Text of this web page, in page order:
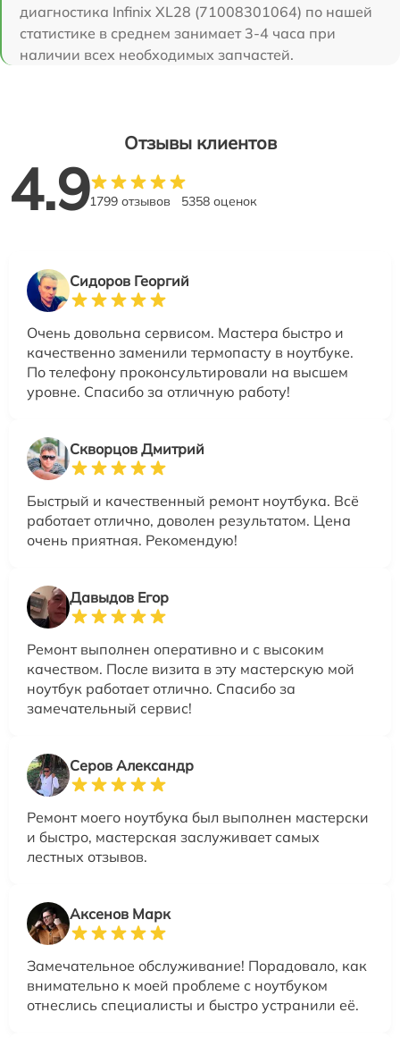
диагностика Infinix XL28 (71008301064) по нашей
статистике в среднем занимает 3-4 часа при
наличии всех необходимых запчастей.
Отзывы клиентов
4.91799 отзывов 5358 оценок
Сидоров Георгий
Очень довольна сервисом. Мастера быстро и
качественно заменили термопасту в ноутбуке.
По телефону проконсультировали на высшем
уровне. Спасибо за отличную работу!
Скворцов Дмитрий
Быстрый и качественный ремонт ноутбука. Всё
работает отлично, доволен результатом. Цена
очень приятная. Рекомендую!
Давыдов Егор
Ремонт выполнен оперативно и с высоким
качеством. После визита в эту мастерскую мой
ноутбук работает отлично. Спасибо за
замечательный сервис!
Серов Александр
Ремонт моего ноутбука был выполнен мастерски
и быстро, мастерская заслуживает самых
лестных отзывов.
Аксенов Марк
Замечательное обслуживание! Порадовало, как
внимательно к моей проблеме с ноутбуком
отнеслись специалисты и быстро устранили её.